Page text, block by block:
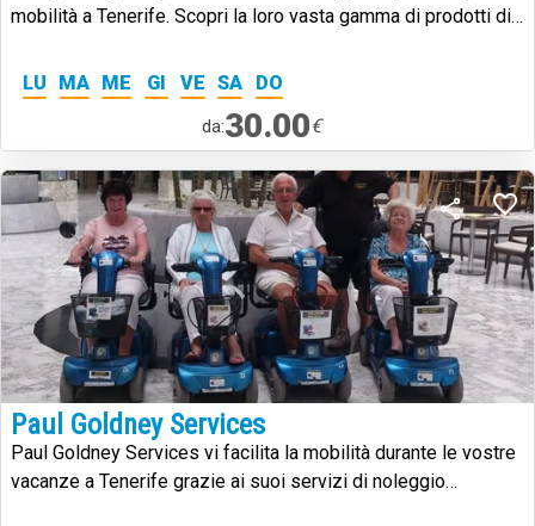
mobilità a Tenerife. Scopri la loro vasta gamma di prodotti di
LU
MA ME GI VE SA DO
da:30.00€
Paul Goldney Services
Paul Goldney Services vi facilita la mobilità durante le vostre
vacanze a Tenerife grazie ai suoi servizi di noleggio